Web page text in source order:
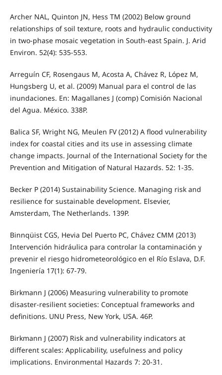
Archer NAL, Quinton JN, Hess TM (2002) Below ground
relationships of soil texture, roots and hydraulic conductivity
in two-phase mosaic vegetation in South-east Spain. J. Arid
Environ. 52(4): 535-553.
Arreguín CF, Rosengaus M, Acosta A, Chávez R, López M,
Hungsberg U, et al. (2009) Manual para el control de las
inundaciones. En: Magallanes J (comp) Comisión Nacional
del Agua. México. 338P.
Balica SF, Wright NG, Meulen FV (2012) A flood vulnerability
index for coastal cities and its use in assessing climate
change impacts. Journal of the International Society for the
Prevention and Mitigation of Natural Hazards. 52: 1-35.
Becker P (2014) Sustainability Science. Managing risk and
resilience for sustainable development. Elsevier,
Amsterdam, The Netherlands. 139P.
Binnqüist CGS, Hevia Del Puerto PC, Chávez CMM (2013)
Intervención hidráulica para controlar la contaminación y
prevenir el riesgo hidrometeorológico en el Río Eslava, D.F.
Ingeniería 17(1): 67-79.
Birkmann J (2006) Measuring vulnerability to promote
disaster-resilient societies: Conceptual frameworks and
definitions. UNU Press, New York, USA. 46P.
Birkmann J (2007) Risk and vulnerability indicators at
different scales: Applicability, usefulness and policy
implications. Environmental Hazards 7: 20-31.